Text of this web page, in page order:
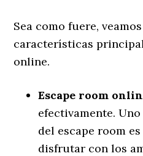
Sea como fuere,
características
online.
Escape room
efectivamente.
del escape room
disfrutar con los